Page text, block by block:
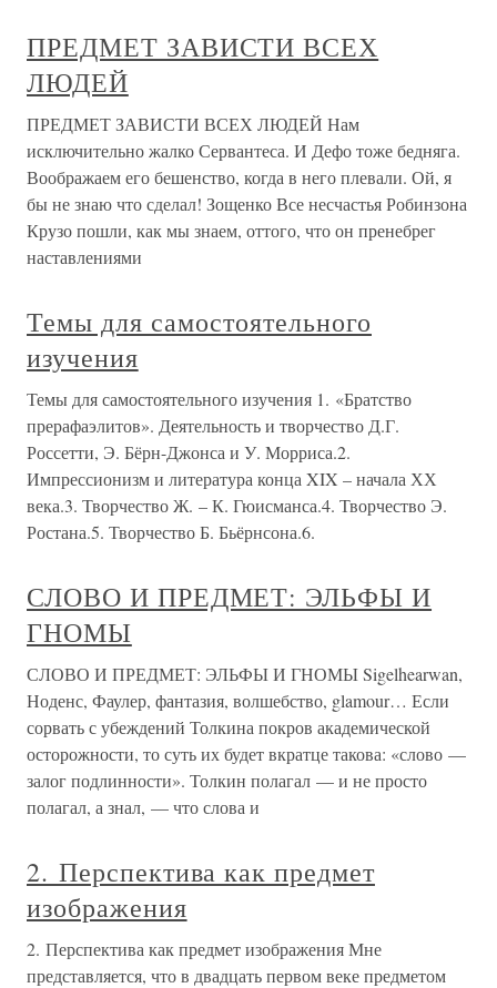
ПРЕДМЕТ ЗАВИСТИ ВСЕХ
ЛЮДЕЙ
ПРЕДМЕТ ЗАВИСТИ ВСЕХ ЛЮДЕЙ Нам
исключительно жалко Сервантеса. И Дефо тоже бедняга.
Воображаем его бешенство, когда в него плевали. Ой, я
бы не знаю что сделал! Зощенко Все несчастья Робинзона
Крузо пошли, как мы знаем, оттого, что он пренебрег
наставлениями
Темы для самостоятельного
изучения
Темы для самостоятельного изучения 1. «Братство
прерафаэлитов». Деятельность и творчество Д.Г.
Россетти, Э. Бёрн-Джонса и У. Морриса.2.
Импрессионизм и литература конца XIX – начала ХХ
века.3. Творчество Ж. – К. Гюисманса.4. Творчество Э.
Ростана.5. Творчество Б. Бьёрнсона.6.
СЛОВО И ПРЕДМЕТ: ЭЛЬФЫ И
ГНОМЫ
СЛОВО И ПРЕДМЕТ: ЭЛЬФЫ И ГНОМЫ Sigelhearwan,
Ноденс, Фаулер, фантазия, волшебство, glamour… Если
сорвать с убеждений Толкина покров академической
осторожности, то суть их будет вкратце такова: «слово —
залог подлинности». Толкин полагал — и не просто
полагал, а знал, — что слова и
2. Перспектива как предмет
изображения
2. Перспектива как предмет изображения Мне
представляется, что в двадцать первом веке предметом